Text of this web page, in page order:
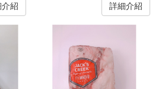
紹 詳細介紹